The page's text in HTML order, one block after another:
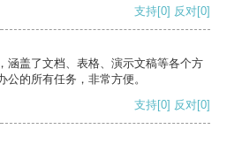
支持[0] 反对[0]
涵盖了文档、表格、演示文稿等各个方
的所有任务，非常方便。
支持[0] 反对[0]